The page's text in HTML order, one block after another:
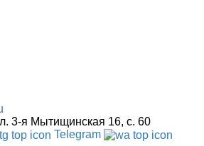
3-я Мытищинская 16, с. 60
Telegram